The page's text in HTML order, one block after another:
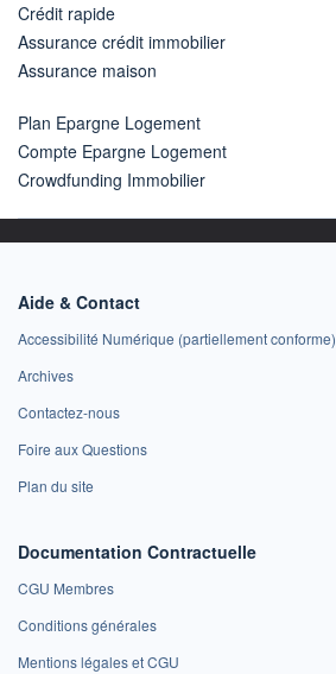
Crédit rapide
Assurance crédit immobilier
Assurance maison
Plan Epargne Logement
Compte Epargne Logement
Crowdfunding Immobilier
Aide & Contact
Accessibilité Numérique (partiellement conforme)
Archives
Contactez-nous
Foire aux Questions
Plan du site
Documentation Contractuelle
CGU Membres
Conditions générales
Mentions légales et CGU